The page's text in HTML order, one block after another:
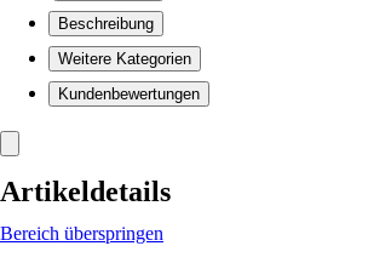
Beschreibung
Weitere Kategorien
Kundenbewertungen
Artikeldetails
Bereich überspringen